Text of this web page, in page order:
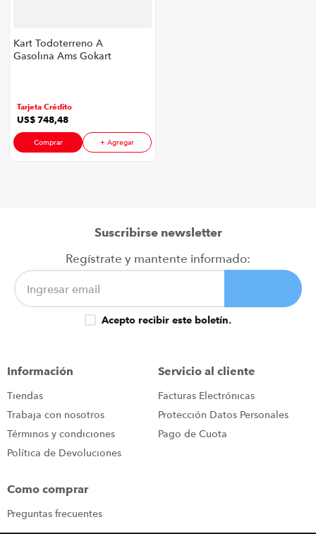
Kart Todoterreno A
Gasolina Ams Gokart
Tarjeta Crédito
US$748,48
Comprar + Agregar
Suscribirse newsletter
Regístrate y mantente informado:
Acepto recibir este boletín.
Información
Tiendas
Trabaja con nosotros
Términos y condiciones
Política de Devoluciones
Servicio al cliente
Facturas Electrónicas
Protección Datos Personales
Pago de Cuota
Como comprar
Preguntas frecuentes